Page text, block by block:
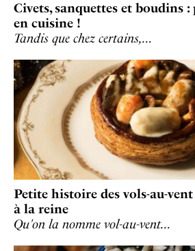
Civets, sanquettes et boudins :
en cuisine !
Tandis que chez certains,…
Petite histoire des vols-au-
à la reine
Qu'on la nomme vol-au-vent…